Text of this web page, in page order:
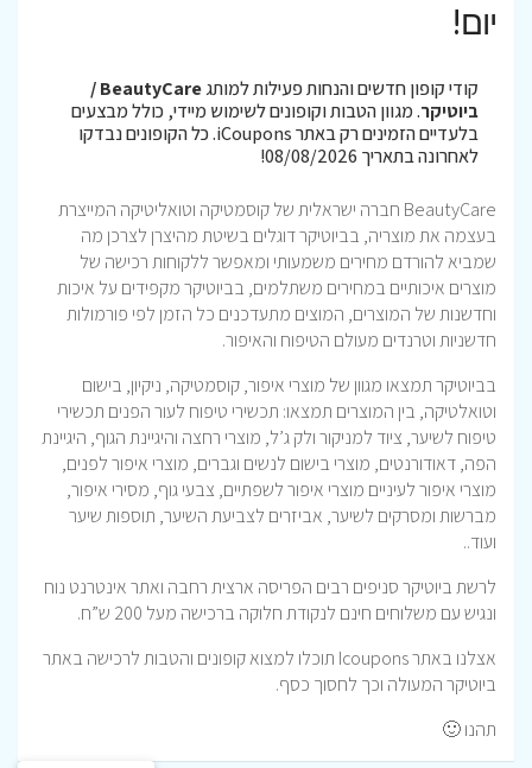
יום!
קודי קופון חדשים והנחות פעילות למותג
BeautyCare /
ביוטיקר. מגוון הטבות וקופונים לשימוש מיידי, כולל מבצעים
בלעדיים הזמינים רק באתר iCoupons. כל הקופונים נבדקו
לאחרונה בתאריך 08/08/2026!
BeautyCare חברה ישראלית של קוסמטיקה וטואליטיקה המייצרת
בעצמה את מוצריה, בביוטיקר דוגלים בשיטת מהיצרן לצרכן מה
שמביא להורדם מחירים משמעותי ומאפשר ללקוחות רכישה של
מוצרים איכותיים במחירים משתלמים, בביוטיקר מקפידים על איכות
וחדשנות של המוצרים, המוצים מתעדכנים כל הזמן לפי פורמולות
חדשניות וטרנדים מעולם הטיפוח והאיפור.
בביוטיקר תמצאו מגוון של מוצרי איפור, קוסמטיקה, ניקיון, בישום
וטואלטיקה, בין המוצרים תמצאו: תכשירי טיפוח לעור הפנים תכשירי
טיפוח לשיער, ציוד למניקור ולק ג’ל, מוצרי רחצה והיגיינת הגוף, היגיינת
הפה, דאודורנטים, מוצרי בישום לנשים וגברים, מוצרי איפור לפנים,
מוצרי איפור לעיניים מוצרי איפור לשפתיים, צבעי גוף, מסירי איפור,
מברשות ומסרקים לשיער, אביזרים לצביעת השיער, תוספות שיער
ועוד..
לרשת ביוטיקר סניפים רבים הפריסה ארצית רחבה ואתר אינטרנט נוח
ונגיש עם משלוחים חינם לנקודת חלוקה ברכישה מעל 200 ש”ח.
אצלנו באתר Icoupons תוכלו למצוא קופונים והטבות לרכישה באתר
ביוטיקר המעולה וכך לחסוך כסף.
תהנו 🙂